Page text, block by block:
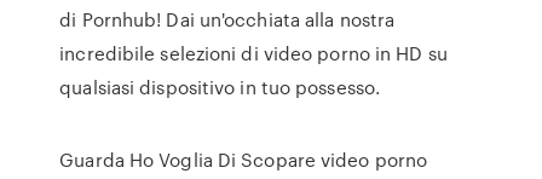
di Pornhub! Dai un'occhiata alla nostra
incredibile selezioni di video porno in HD su
qualsiasi dispositivo in tuo possesso.
Guarda Ho Voglia Di Scopare video porno